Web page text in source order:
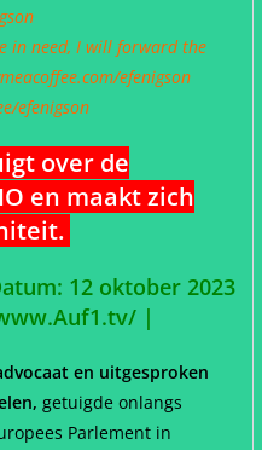
in need, I will forward the
efenigson
efenigson
over de
en maakt zich
12 oktober 2023
|
en uitgesproken
getuigde onlangs
Parlement in